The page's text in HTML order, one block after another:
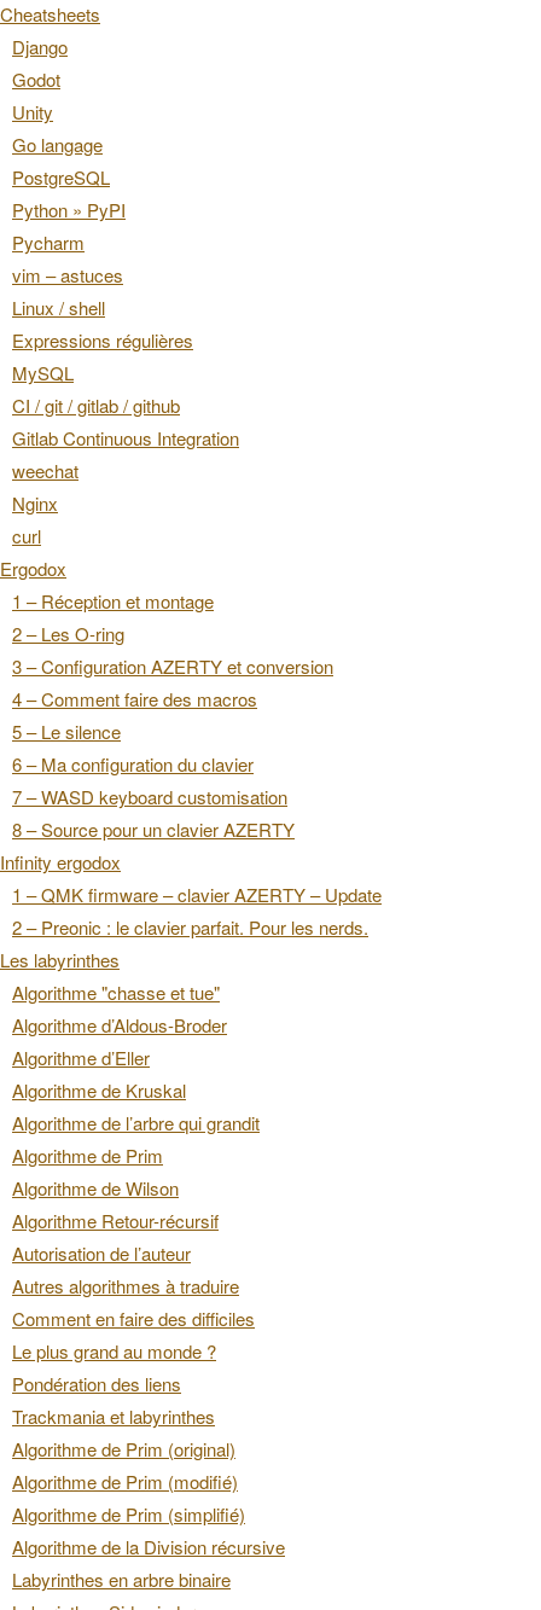
Cheatsheets
Django
Godot
Unity
Go langage
PostgreSQL
Python » PyPI
Pycharm
vim – astuces
Linux / shell
Expressions régulières
MySQL
CI / git / gitlab / github
Gitlab Continuous Integration
weechat
Nginx
curl
Ergodox
1 – Réception et montage
2 – Les O-ring
3 – Configuration AZERTY et conversion
4 – Comment faire des macros
5 – Le silence
6 – Ma configuration du clavier
7 – WASD keyboard customisation
8 – Source pour un clavier AZERTY
Infinity ergodox
1 – QMK firmware – clavier AZERTY – Update
2 – Preonic : le clavier parfait. Pour les nerds.
Les labyrinthes
Algorithme "chasse et tue"
Algorithme d’Aldous-Broder
Algorithme d’Eller
Algorithme de Kruskal
Algorithme de l’arbre qui grandit
Algorithme de Prim
Algorithme de Wilson
Algorithme Retour-récursif
Autorisation de l’auteur
Autres algorithmes à traduire
Comment en faire des difficiles
Le plus grand au monde ?
Pondération des liens
Trackmania et labyrinthes
Algorithme de Prim (original)
Algorithme de Prim (modifié)
Algorithme de Prim (simplifié)
Algorithme de la Division récursive
Labyrinthes en arbre binaire